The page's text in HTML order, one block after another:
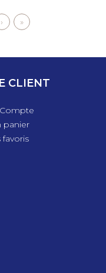
Page
suivante
› Dernière
page
»
CLIENT
panier
favoris